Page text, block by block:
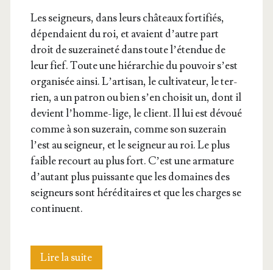
Les sei­gneurs, dans leurs châ­teaux for­ti­fiés,
dépen­daient du roi, et avaient d’autre part
droit de suze­rai­ne­té dans toute l’é­ten­due de
leur fief. Toute une hié­rar­chie du pou­voir s’est
orga­ni­sée ain­si. L’ar­ti­san, le culti­va­teur, le ter­
rien, a un patron ou bien s’en choi­sit un, dont il
devient l’homme-lige, le client. Il lui est dévoué
comme à son suze­rain, comme son suze­rain
l’est au sei­gneur, et le sei­gneur au roi. Le plus
faible recourt au plus fort. C’est une arma­ture
d’au­tant plus puis­sante que les domaines des
sei­gneurs sont héré­di­taires et que les charges se
continuent.
Lire la suiteL’organisation